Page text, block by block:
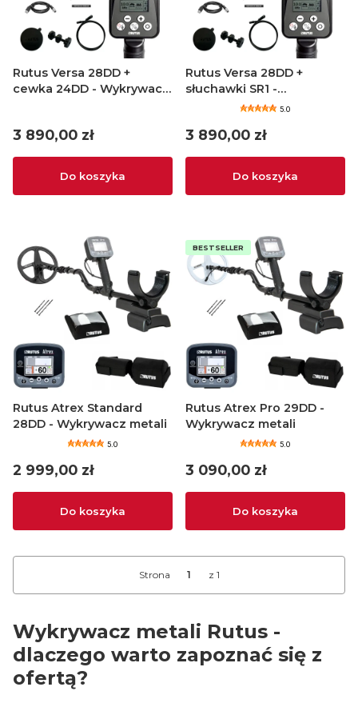
Rutus Versa 28DD +
cewka 24DD - Wykrywacz
Cena
3 890,00 zł
Do koszyka
Rutus Versa 28DD +
słuchawki SR1 -
Wykrywacz metali
5.0
Cena
3 890,00 zł
Do koszyka
Rutus Atrex Standard
28DD - Wykrywacz metali
5.0
Cena
2 999,00 zł
Do koszyka
BESTSELLER
Rutus Atrex Pro 29DD -
Wykrywacz metali
5.0
Cena
3 090,00 zł
Do koszyka
Strona z 1
Wykrywacz metali Rutus -
dlaczego warto zapoznać się z
ofertą?